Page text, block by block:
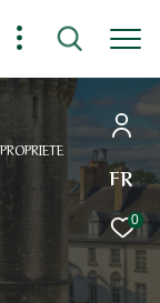
FR
0
PROPRIETE